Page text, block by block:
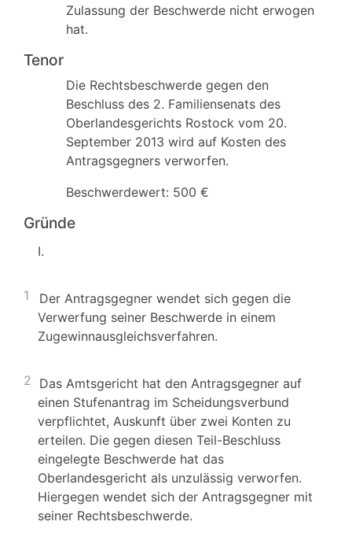
Zulassung der Beschwerde nicht erwogen
hat.
Tenor
Die Rechtsbeschwerde gegen den
Beschluss des 2. Familiensenats des
Oberlandesgerichts Rostock vom 20.
September 2013 wird auf Kosten des
Antragsgegners verworfen.
Beschwerdewert: 500 €
Gründe
I.
1
Der Antragsgegner wendet sich gegen die
Verwerfung seiner Beschwerde in einem
Zugewinnausgleichsverfahren.
2 Das Amtsgericht hat den Antragsgegner auf
einen Stufenantrag im Scheidungsverbund
verpflichtet, Auskunft über zwei Konten zu
erteilen. Die gegen diesen Teil-Beschluss
eingelegte Beschwerde hat das
Oberlandesgericht als unzulässig verworfen.
Hiergegen wendet sich der Antragsgegner mit
seiner Rechtsbeschwerde.